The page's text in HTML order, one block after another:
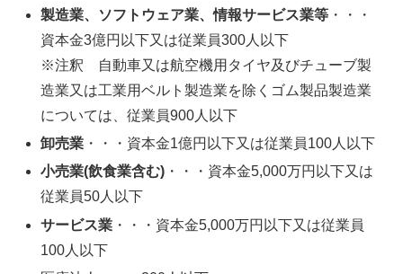
製造業、ソフトウェア業、情報サービス業等 ・・・
資本金3億円以下又は従業員300人以下
※注釈 自動車又は航空機用タイヤ及びチューブ製
造業又は工業用ベルト製造業を除くゴム製品製造業
については、従業員900人以下
卸売業 ・・・資本金1億円以下又は従業員100人以下
小売業(飲食業含む) ・・・資本金5,000万円以下又は
従業員50人以下
サービス業 ・・・資本金5,000万円以下又は従業員
100人以下